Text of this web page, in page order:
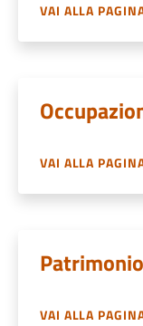
VAI ALLA
VAI ALLA
Patrimonio
VAI ALLA